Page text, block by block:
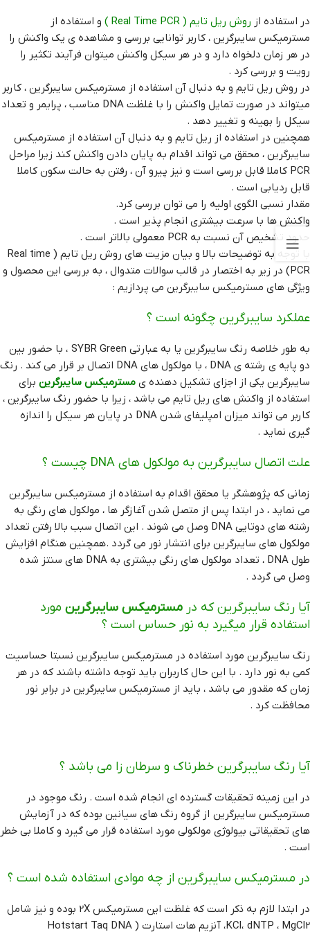
در استفاده از روش ریل تایم ( Real Time PCR )
و استفاده از
مسترمیکس سایبرگرین ، کاربر توانایی بررسی و مشاهده ی یک واکنش را
در هر زمان دلخواه دارد و در هر سیکل واکنش میتوان فرآیند تکثیر را
رویت و بررسی کرد .
در روش ریل تایم و به دنبال آن استفاده از مسترمیکس سایبرگرین ، کاربر
میتواند در صورت تمایل واکنش را با غلظت DNA مناسب ، پرایمر و تعداد
سیکل را بهینه و تغییر دهد .
همچنین در استفاده از ریل تایم و به دنبال آن استفاده از مسترمیکس
سایبرگرین ، محقق می تواند اقدام به پایان دادن واکنش کند زیرا مراحل
PCR کاملا قابل بررسی است و نیز پیرو آن ، رفتن به حالت سکون کاملا
قابل ردیابی است .
مقدار نسبی الگوی اولیه را می توان بررسی کرد.
واکنش ها با سرعت بیشتری انجام پذیر است .
حدود تشخیص آن نسبت به PCR معمولی بالاتر است .
با توجه به توضیحات بالا و بیان مزیت های روش ریل تایم ( Real time
PCR) در زیر به اختصار در قالب سوالات متدوال ، به بررسی این محصول و
ویژگی های مسترمیکس سایبرگرین می پردازیم :
عملکرد سایبرگرین چگونه است ؟
به طور خلاصه رنگ سایبرگرین یا به عبارتی SYBR Green ، با حضور بین
دو پایه ی رشته ی DNA ، با مولکول های DNA اتصال بر قرار می کند . رنگ
سایبرگرین یکی از اجزای تشکیل دهنده ی مسترمیکس سایبرگرین برای
استفاده از واکنش های ریل تایم می باشد ، زیرا با حضور رنگ سایبرگرین ،
کاربر می تواند میزان امپلیفای شدن DNA در پایان هر سیکل را اندازه
گیری نماید .
علت اتصال سایبرگرین به مولکول های DNA چیست ؟
زمانی که پژوهشگر یا محقق اقدام به استفاده از مسترمیکس سایبرگرین
می نماید ، در ابتدا پس از متصل شدن آغازگر ها ، مولکول های رنگی به
رشته های دوتایی DNA وصل می شوند . این اتصال سبب بالا رفتن تعداد
مولکول های سایبرگرین برای انتشار نور می گردد .همچنین هنگام افزایش
طول DNA ، تعداد مولکول های رنگی بیشتری به DNA های سنتز شده
وصل می گردد .
آیا رنگ سایبرگرین که در مسترمیکس سایبرگرین مورد
استفاده قرار میگیرد به نور حساس است ؟
رنگ سایبرگرین مورد استفاده در مسترمیکس سایبرگرین نسبتا حساسیت
کمی به نور دارد . با این حال کاربران باید توجه داشته باشند که در هر
زمان که مقدور می باشد ، باید از مسترمیکس سایبرگرین در برابر نور
محافظت کرد .
آیا رنگ سایبرگرین خطرناک و سرطان زا می باشد ؟
در این زمینه تحقیقات گسترده ای انجام شده است . رنگ موجود در
مسترمیکس سایبرگرین از گروه رنگ های سیانین بوده که در آزمایش
های تحقیقاتی بیولوژی مولکولی مورد استفاده قرار می گیرد و کاملا بی خطر
است .
در مسترمیکس سایبرگرین از چه موادی استفاده شده است ؟
در ابتدا لازم به ذکر است که غلظت این مسترمیکس 2X بوده و نیز شامل
KCl، dNTP ، MgCl2، آنزیم هات استارت ( Hotstart Taq DNA